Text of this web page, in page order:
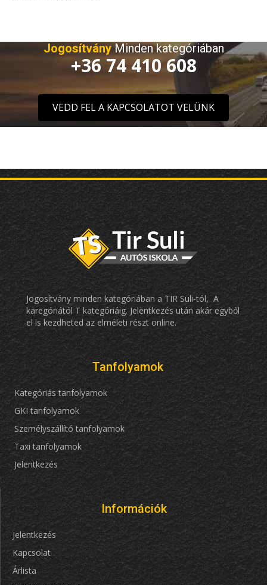
JogosítványMinden kategóriában
+36 74 410 608
VEDD FEL A KAPCSOLATOT VELÜNK
Jogosítvány minden kategóriában a TIR Suli-tól, A
karegóriától T kategóriáig. Jelentkezés után akár egyből
el is kezdheted az elméleti részt online.
Tanfolyamok
Kategóriás tanfolyamok
GKI tanfolyamok
Személyszállító tanfolyamok
Taxi tanfolyamok
Jelentkezés
Információk
Jelentkezés
Kapcsolat
Árlista